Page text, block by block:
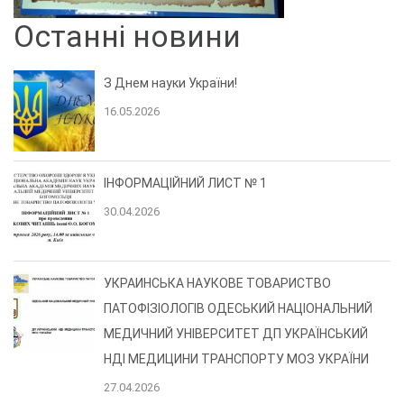
Останні новини
З Днем науки України!
16.05.2026
ІНФОРМАЦІЙНИЙ ЛИСТ № 1
30.04.2026
УКРАИНСЬКА НАУКОВЕ ТОВАРИСТВО
ПАТОФІЗІОЛОГІВ ОДЕСЬКИЙ НАЦІОНАЛЬНИЙ
МЕДИЧНИЙ УНІВЕРСИТЕТ ДП УКРАЇНСЬКИЙ
НДІ МЕДИЦИНИ ТРАНСПОРТУ МОЗ УКРАЇНИ
27.04.2026